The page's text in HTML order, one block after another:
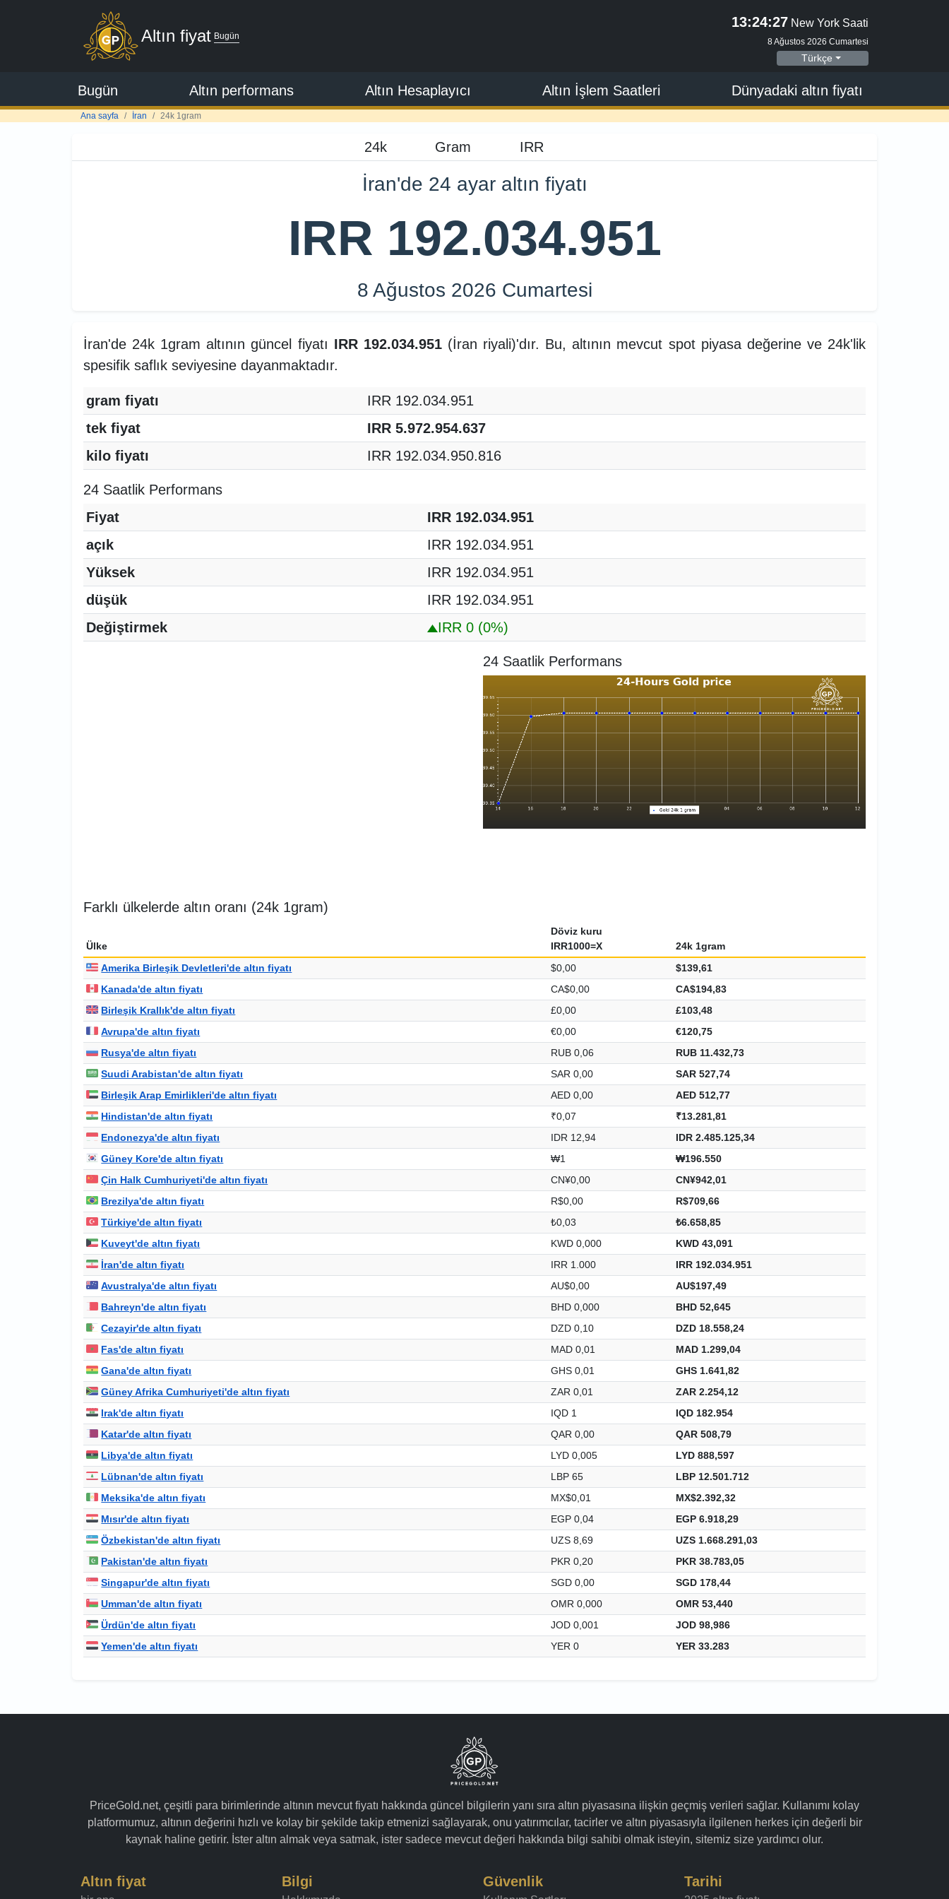
Altın fiyat Bugün
13:24:27 New York Saati
8 Ağustos 2026 Cumartesi
Türkçe
Bugün Altın performans Altın Hesaplayıcı Altın İşlem Saatleri Dünyadaki altın fiyatı
Ana sayfa İran 24k 1gram
İran'de 24 ayar altın fiyatı
IRR 192.034.951
8 Ağustos 2026 Cumartesi
İran'de 24k 1gram altının güncel fiyatı IRR 192.034.951(İran riyali)'dır. Bu, altının mevcut spot piyasa değerine ve 24k'lik
spesifik saflık seviyesine dayanmaktadır.
gram fiyatı
IRR 192.034.951
tek fiyat
IRR 5.972.954.637
kilo fiyatı
IRR 192.034.950.816
24 Saatlik Performans
Fiyat
IRR 192.034.951
açık
IRR 192.034.951
Yüksek
IRR 192.034.951
düşük
IRR 192.034.951
Değiştirmek
IRR 0 (0%)
24 Saatlik Performans
Farklı ülkelerde altın oranı (24k 1gram)
Ülke
Döviz kuru
IRR1000=X
24k 1gram
Amerika Birleşik Devletleri'de altın fiyatı
$0,00
$139,61
Kanada'de altın fiyatı
CA$0,00
CA$194,83
Birleşik Krallık'de altın fiyatı
£0,00
£103,48
Avrupa'de altın fiyatı
€0,00
€120,75
Rusya'de altın fiyatı
RUB 0,06
RUB 11.432,73
Suudi Arabistan'de altın fiyatı
SAR 0,00
SAR 527,74
Birleşik Arap Emirlikleri'de altın fiyatı
AED 0,00
AED 512,77
Hindistan'de altın fiyatı
₹0,07
₹13.281,81
Endonezya'de altın fiyatı
IDR 12,94
IDR 2.485.125,34
Güney Kore'de altın fiyatı
₩1
₩196.550
Çin Halk Cumhuriyeti'de altın fiyatı
CN¥0,00
CN¥942,01
Brezilya'de altın fiyatı
R$0,00
R$709,66
Türkiye'de altın fiyatı
₺0,03
₺6.658,85
Kuveyt'de altın fiyatı
KWD 0,000
KWD 43,091
İran'de altın fiyatı
IRR 1.000
IRR 192.034.951
Avustralya'de altın fiyatı
AU$0,00
AU$197,49
Bahreyn'de altın fiyatı
BHD 0,000
BHD 52,645
Cezayir'de altın fiyatı
DZD 0,10
DZD 18.558,24
Fas'de altın fiyatı
MAD 0,01
MAD 1.299,04
Gana'de altın fiyatı
GHS 0,01
GHS 1.641,82
Güney Afrika Cumhuriyeti'de altın fiyatı
ZAR 0,01
ZAR 2.254,12
Irak'de altın fiyatı
IQD 1
IQD 182.954
Katar'de altın fiyatı
QAR 0,00
QAR 508,79
Libya'de altın fiyatı
LYD 0,005
LYD 888,597
Lübnan'de altın fiyatı
LBP 65
LBP 12.501.712
Meksika'de altın fiyatı
MX$0,01
MX$2.392,32
Mısır'de altın fiyatı
EGP 0,04
EGP 6.918,29
Özbekistan'de altın fiyatı
UZS 8,69
UZS 1.668.291,03
Pakistan'de altın fiyatı
PKR 0,20
PKR 38.783,05
Singapur'de altın fiyatı
SGD 0,00
SGD 178,44
Umman'de altın fiyatı
OMR 0,000
OMR 53,440
Ürdün'de altın fiyatı
JOD 0,001
JOD 98,986
Yemen'de altın fiyatı
YER 0 YER 33.283
PriceGold.net, çeşitli para birimlerinde altının mevcut fiyatı hakkında güncel bilgilerin yanı sıra altın piyasasına ilişkin geçmiş verileri sağlar. Kullanımı kolay
platformumuz, altının değerini hızlı ve kolay bir şekilde takip etmenizi sağlayarak, onu yatırımcılar, tacirler ve altın piyasasıyla ilgilenen herkes için değerli bir
kaynak haline getirir. İster altın almak veya satmak, ister sadece mevcut değeri hakkında bilgi sahibi olmak isteyin, sitemiz size yardımcı olur.
Altın fiyat Bilgi Güvenlik Tarihi